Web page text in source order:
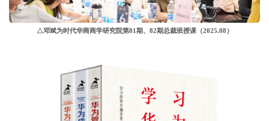
△邓斌为时代华商商学研究院第81期、82期总裁班授课（2025.08）